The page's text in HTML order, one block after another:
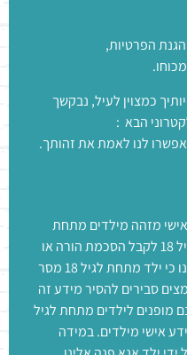
הגנת הפרטיות,
כמצוין לעיל, נבקשך
הבא :
מזהה מילדים מתחת
לגיל 18. על המשתמשים מתחת לגיל 18 לקבל הסכמת הורה או
משמורן לצפייה באתר. אם ייוודע לנו כי ילד מתחת לגיל 18 מסר
סבירים להסיר מידע זה
מופנים לילדים מתחת לגיל
אישי מילדים. במידה